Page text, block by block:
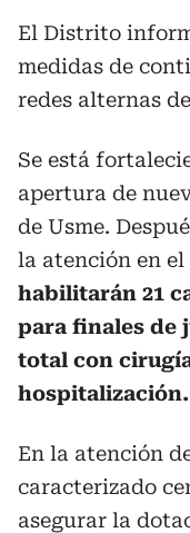
El Distrito
medidas de
redes alternas
Se está
apertura de
de Usme.
la atención en
habilitarán 21
para finales de
total con
hospitalización.
En la atención
caracterizado
asegurar la